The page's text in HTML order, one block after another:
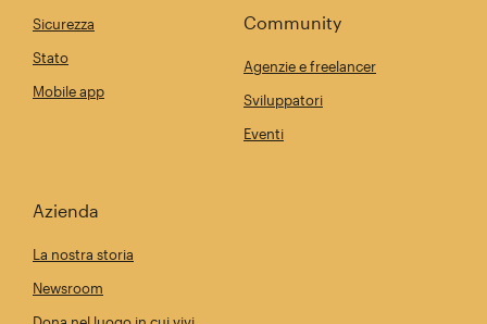
Sicurezza
Stato
Mobile app
Community
Agenzie e freelancer
Sviluppatori
Eventi
Azienda
La nostra storia
Newsroom